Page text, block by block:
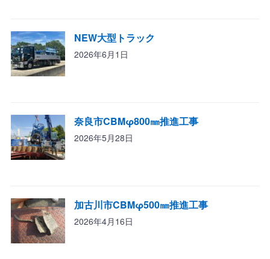
NEW大型トラック
2026年6月1日
奈良市CBMφ800㎜推進工事
2026年5月28日
加古川市CBMφ500㎜推進工事
2026年4月16日